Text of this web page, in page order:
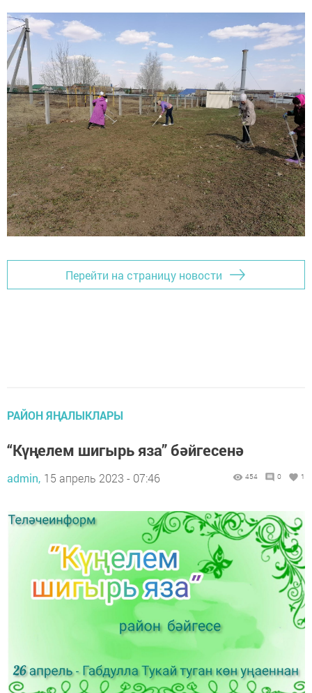
Перейти на страницу новости
РАЙОН ЯҢАЛЫКЛАРЫ
“Күңелем шигырь яза” бәйгесенә
admin, 15 апрель 2023 - 07:46 454 0 1